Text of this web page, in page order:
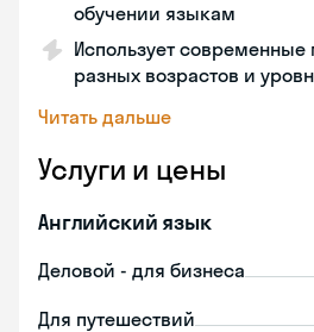
обучении языкам
Использует
разных возрастов и
Читать дальше
Услуги и цены
Английский язык
Деловой - для бизнеса
Для путешествий